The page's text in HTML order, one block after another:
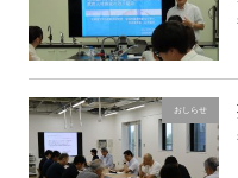
おしらせ